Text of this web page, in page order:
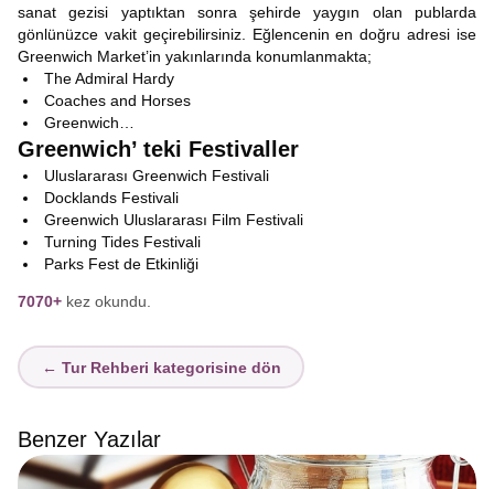
sanat gezisi yaptıktan sonra şehirde yaygın olan publarda
gönlünüzce vakit geçirebilirsiniz. Eğlencenin en doğru adresi ise
Greenwich Market’in yakınlarında konumlanmakta;
The Admiral Hardy
Coaches and Horses
Greenwich…
Greenwich’ teki Festivaller
Uluslararası Greenwich Festivali
Docklands Festivali
Greenwich Uluslararası Film Festivali
Turning Tides Festivali
Parks Fest de Etkinliği
7070+ kez okundu.
← Tur Rehberi kategorisine dön
Benzer Yazılar